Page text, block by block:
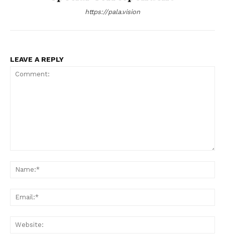
https://pala.vision
LEAVE A REPLY